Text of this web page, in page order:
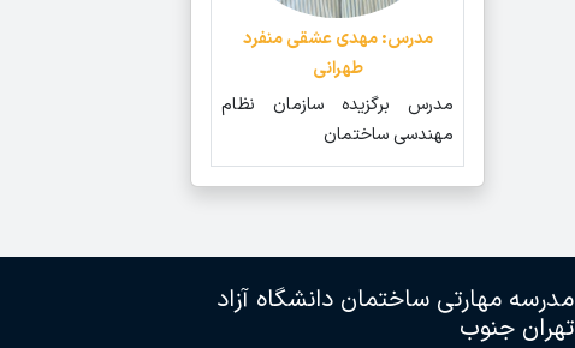
مدرس: مهدی عشقی منفرد
طهرانی
مدرس برگزیده سازمان نظام
مهندسی ساختمان
مدرسه مهارتی ساختمان دانشگاه آزاد
تهران جنوب